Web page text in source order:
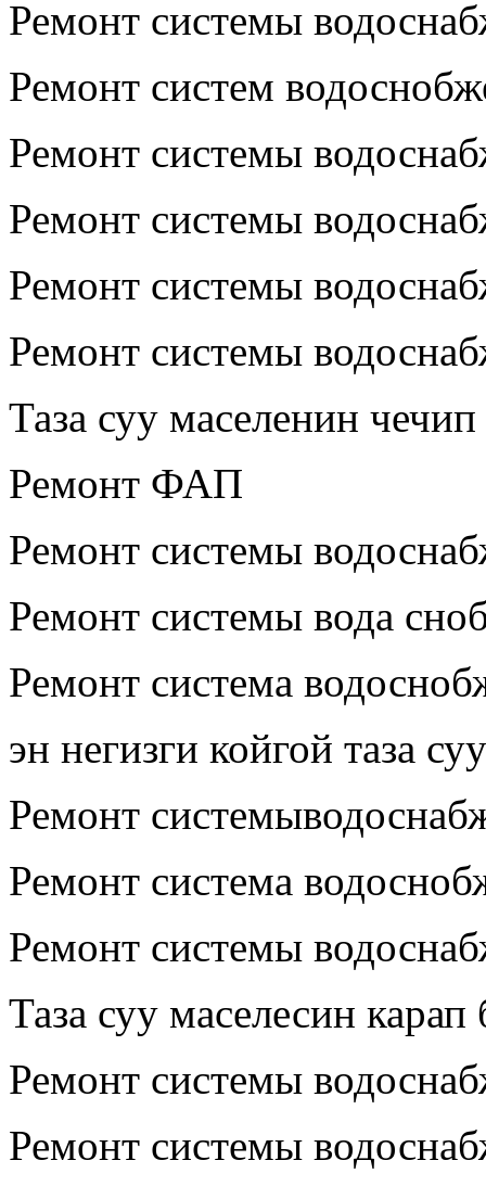
Ремонт системы
Ремонт систем
Ремонт системы
Ремонт системы
Ремонт системы
Ремонт системы
Таза суу маселенин
Ремонт ФАП
Ремонт системы
Ремонт системы вода
Ремонт система
эн негизги койгой таза суу
Ремонт
Ремонт система
Ремонт системы
Таза суу маселесин карап
Ремонт системы
Ремонт системы